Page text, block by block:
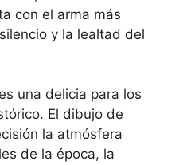
con el arma más
y la lealtad del
una delicia para los
El dibujo de
la atmósfera
de la época, la